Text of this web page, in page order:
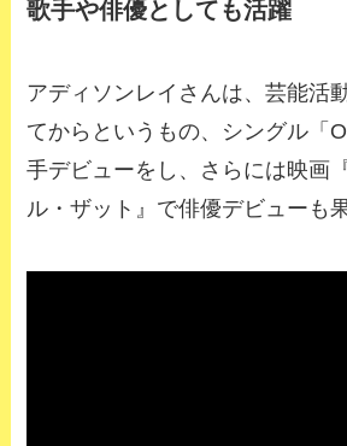
歌手や俳優としても活躍
アディソンレイさんは、芸能活
てからというもの、シングル「
手デビューをし、さらには映画
ル・ザット』で俳優デビューも